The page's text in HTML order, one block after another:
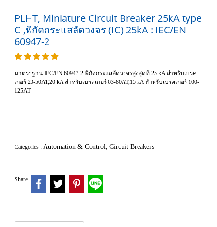
PLHT, Miniature Circuit Breaker 25kA type
C ,พิกัดกระแสลัดวงจร (IC) 25kA : IEC/EN
60947-2
มาตราฐาน IEC/EN 60947-2 พิกัดกระแสลัดวงจรสูงสุดที่ 25 kA สำหรับเบรค
เกอร์ 20-50AT,20 kA สำหรับเบรคเกอร์ 63-80AT,15 kA สำหรับเบรคเกอร์ 100-
125AT
Categories : Automation & Control, Circuit Breakers
Share